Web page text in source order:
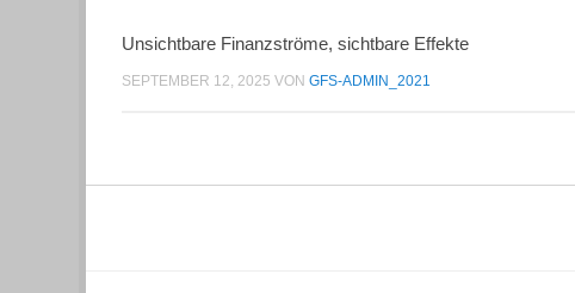
Unsichtbare Finanzströme, sichtbare Effekte
SEPTEMBER 12, 2025 VON GFS-ADMIN_2021